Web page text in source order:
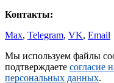
Контакты:
Max, Telegram, VK, Email
Мы используем файлы
подтверждаете согласие
персональных данных.